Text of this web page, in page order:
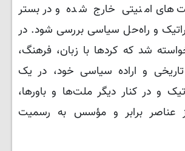
امنیتی خارج شده و در بستر
و راه‌حل سیاسی بررسی شود. در
شد که کردها با زبان، فرهنگ،
و اراده سیاسی خود، در یک
و در کنار دیگر ملت‌ها و باورها،
عناصر برابر و مؤسس به رسمیت